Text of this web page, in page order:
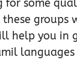
for some
these groups
help you in